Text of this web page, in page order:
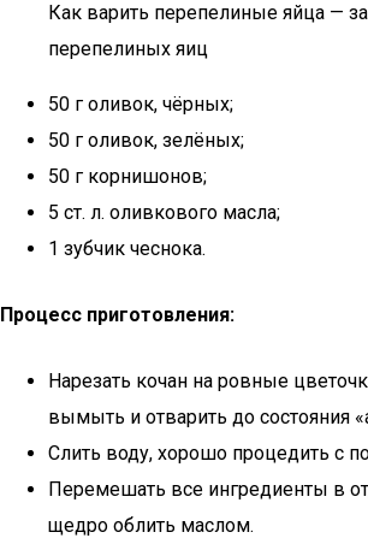
Как варить перепелиные яйца —
перепелиных яиц
50 г оливок, чёрных;
50 г оливок, зелёных;
50 г корнишонов;
5 ст. л. оливкового масла;
1 зубчик чеснока.
Процесс приготовления:
Нарезать кочан на ровные
вымыть и отварить до состояния
Слить воду, хорошо процедить с
Перемешать все ингредиенты в
щедро облить маслом.